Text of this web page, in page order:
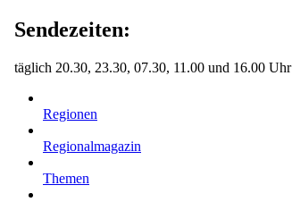
Sendezeiten:
täglich 20.30, 23.30, 07.30, 11.00 und 16.00 Uhr
Regionen
Regionalmagazin
Themen